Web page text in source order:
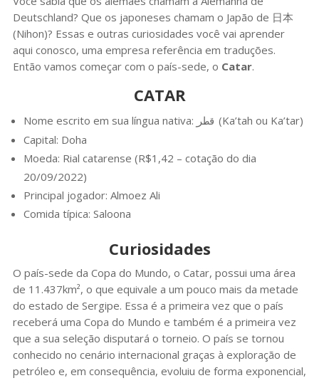
Deutschland? Que os japoneses chamam o Japão de 日本
(Nihon)? Essas e outras curiosidades você vai aprender
aqui conosco, uma empresa referência em traduções.
Então vamos começar com o país-sede, o Catar.
CATAR
Nome escrito em sua língua nativa: قطر (Ka’tah ou Ka’tar)
Capital: Doha
Moeda: Rial catarense (R$1,42 – cotação do dia
20/09/2022)
Principal jogador: Almoez Ali
Comida típica: Saloona
Curiosidades
O país-sede da Copa do Mundo, o Catar, possui uma área
de 11.437km², o que equivale a um pouco mais da metade
do estado de Sergipe. Essa é a primeira vez que o país
receberá uma Copa do Mundo e também é a primeira vez
que a sua seleção disputará o torneio. O país se tornou
conhecido no cenário internacional graças à exploração de
petróleo e, em consequência, evoluiu de forma exponencial,